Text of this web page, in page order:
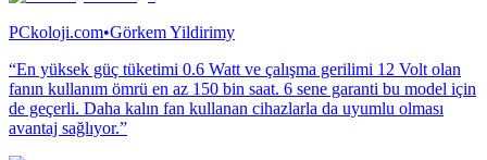
PCkoloji.com•Görkem Yildirimy
“En yüksek güç tüketimi 0.6 Watt ve çalışma gerilimi 12 Volt olan
fanın kullanım ömrü en az 150 bin saat. 6 sene garanti bu model için
de geçerli. Daha kalın fan kullanan cihazlarla da uyumlu olması
avantaj sağlıyor.”